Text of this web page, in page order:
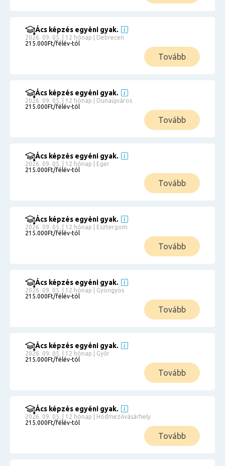
Ács képzés egyéni gyak.
2026. 09. 05. | 12 hónap | Debrecen
215.000Ft/félév-tól
Tovább
Ács képzés egyéni gyak.
2026. 09. 05. | 12 hónap | Dunaújváros
215.000Ft/félév-tól
Tovább
Ács képzés egyéni gyak.
2026. 09. 05. | 12 hónap | Eger
215.000Ft/félév-tól
Tovább
Ács képzés egyéni gyak.
2026. 09. 05. | 12 hónap | Esztergom
215.000Ft/félév-tól
Tovább
Ács képzés egyéni gyak.
2026. 09. 05. | 12 hónap | Gyöngyös
215.000Ft/félév-tól
Tovább
Ács képzés egyéni gyak.
2026. 09. 05. | 12 hónap | Győr
215.000Ft/félév-tól
Tovább
Ács képzés egyéni gyak.
2026. 09. 05. | 12 hónap | Hódmezővásárhely
215.000Ft/félév-tól
Tovább